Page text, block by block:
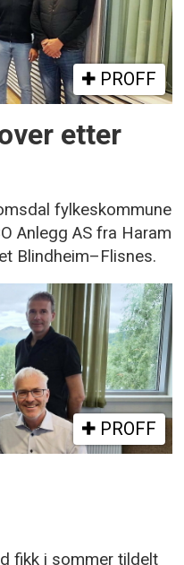
PROFF
etter
fylkeskommune
Anlegg AS fra Haram
Blindheim–Flisnes.
PROFF
fikk i sommer tildelt